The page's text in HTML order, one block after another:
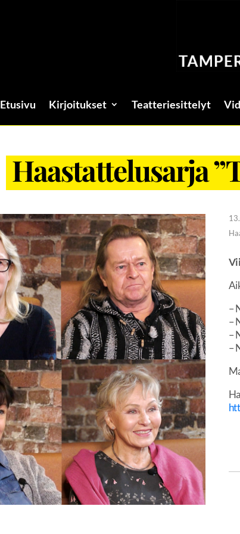
Etusivu Kirjoitukset Teatteriesittelyt
Haastattelusarja
–
–
–
–